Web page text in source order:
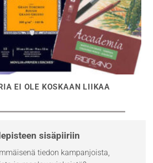
EI OLE KOSKAAN LIIKAA
sisäpiiriin
tiedon kampanjoista,